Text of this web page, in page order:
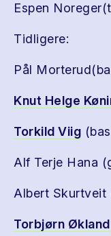
Espen
Tidligere:
Pål
Knut Helge
Torkild Viig
Alf Terje Hana
Albert Skurtveit
Torbjørn Økland